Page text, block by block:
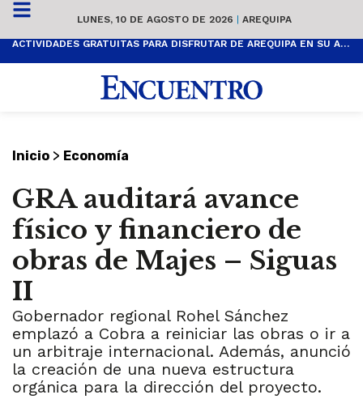
LUNES, 10 DE AGOSTO DE 2026 | AREQUIPA
ACTIVIDADES GRATUITAS PARA DISFRUTAR DE AREQUIPA EN SU ANIVERSARIO
Inicio > Economía
GRA auditará avance
físico y financiero de
obras de Majes – Siguas
II
Gobernador regional Rohel Sánchez
emplazó a Cobra a reiniciar las obras o ir a
un arbitraje internacional. Además, anunció
la creación de una nueva estructura
orgánica para la dirección del proyecto.